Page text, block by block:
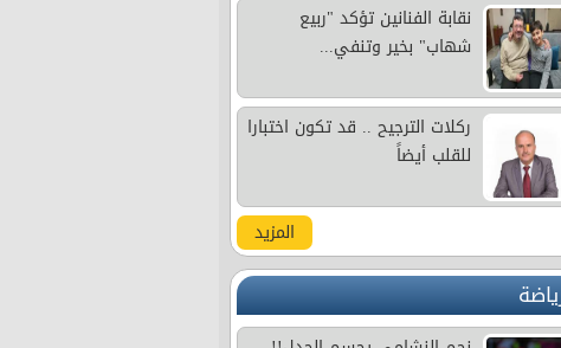
نقابة الفنانين تؤكد "ربيع
شهاب" بخير وتنفي...
ركلات الترجيح .. قد تكون اختبارا
للقلب أيضاً
المزيد